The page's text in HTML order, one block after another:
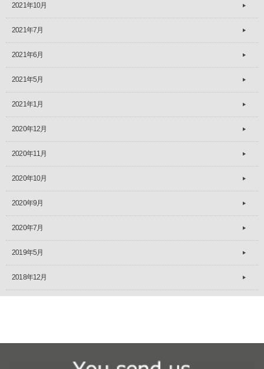
2021年10月
2021年7月
2021年6月
2021年5月
2021年1月
2020年12月
2020年11月
2020年10月
2020年9月
2020年7月
2019年5月
2018年12月